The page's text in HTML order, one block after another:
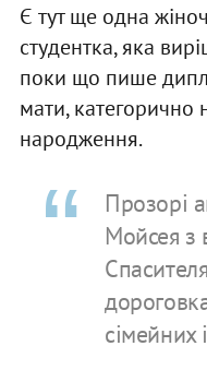
Є тут ще одна
студентка, яка
поки що пише
мати,
народження.
Прозорі
Мойсея з
сімейних